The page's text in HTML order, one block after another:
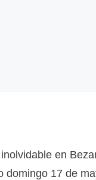
en
domingo 17 de